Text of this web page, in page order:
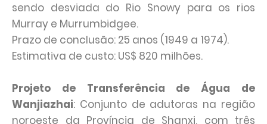
sendo desviada do Rio Snowy para os rios
Murray e Murrumbidgee.
Prazo de conclusão: 25 anos (1949 a 1974).
Estimativa de custo: US$ 820 milhões.
Projeto de Transferência de Água de
Wanjiazhai: Conjunto de adutoras na região
noroeste da Província de Shanxi, com três